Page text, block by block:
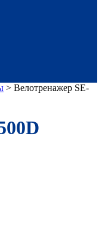
> Велотренажер SE-